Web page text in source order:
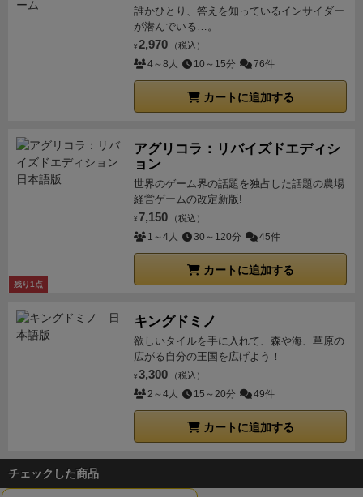
誰かひとり、答えを知っているインサイダー
が潜んでいる…。
¥ 2,970 （税込）
4～8人 10～15分 76件
カートに追加する
残り1点
アグリコラ：リバイズドエディシ
ョン
世界のゲーム界の話題を独占した話題の農場
経営ゲームの改定新版!
¥ 7,150 （税込）
1～4人 30～120分 45件
カートに追加する
キングドミノ
欲しいタイルを手に入れて、森や海、草原の
広がる自分の王国を広げよう！
¥ 3,300 （税込）
2～4人 15～20分 49件
カートに追加する
チェックした商品